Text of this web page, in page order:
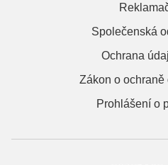
Společenská
Ochrana
Zákon o ochraně
Prohlášení o